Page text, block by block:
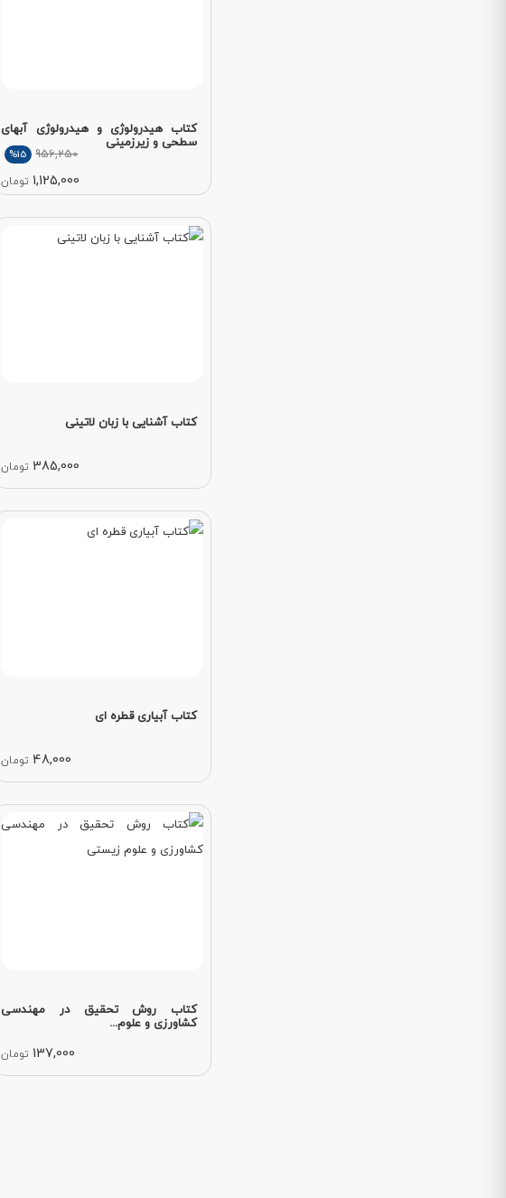
کتاب هیدرولوژی و هیدرولوژی آبهای
سطحی و زیرزمینی
956,250
%15
1,125,000 تومان
کتاب آشنایی با زبان لاتینی
385,000 تومان
کتاب آبیاری قطره ای
48,000 تومان
کتاب روش تحقیق در مهندسی
کشاورزی و علوم...
137,000 تومان